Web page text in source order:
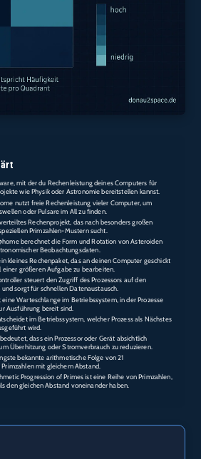
mit der du Rechenleistung deines Computers für
wie Physik oder Astronomie bereitstellen kannst.
nutzt freie Rechenleistung vieler Computer, um
oder Pulsare im All zu finden.
Rechenprojekt, das nach besonders großen
Primzahlen-Mustern sucht.
berechnet die Form und Rotation von Asteroiden
Beobachtungsdaten.
kleines Rechenpaket, das an deinen Computer geschickt
einer größeren Aufgabe zu bearbeiten.
steuert den Zugriff des Prozessors auf den
sorgt für schnellen Datenaustausch.
eine Warteschlange im Betriebssystem, in der Prozesse
Ausführung bereit sind.
im Betriebssystem, welcher Prozess als Nächstes
wird.
dass ein Prozessor oder Gerät absichtlich
Überhitzung oder Stromverbrauch zu reduzieren.
bekannte arithmetische Folge von 21
mit gleichem Abstand.
Progression of Primes ist eine Reihe von Primzahlen,
den gleichen Abstand voneinander haben.